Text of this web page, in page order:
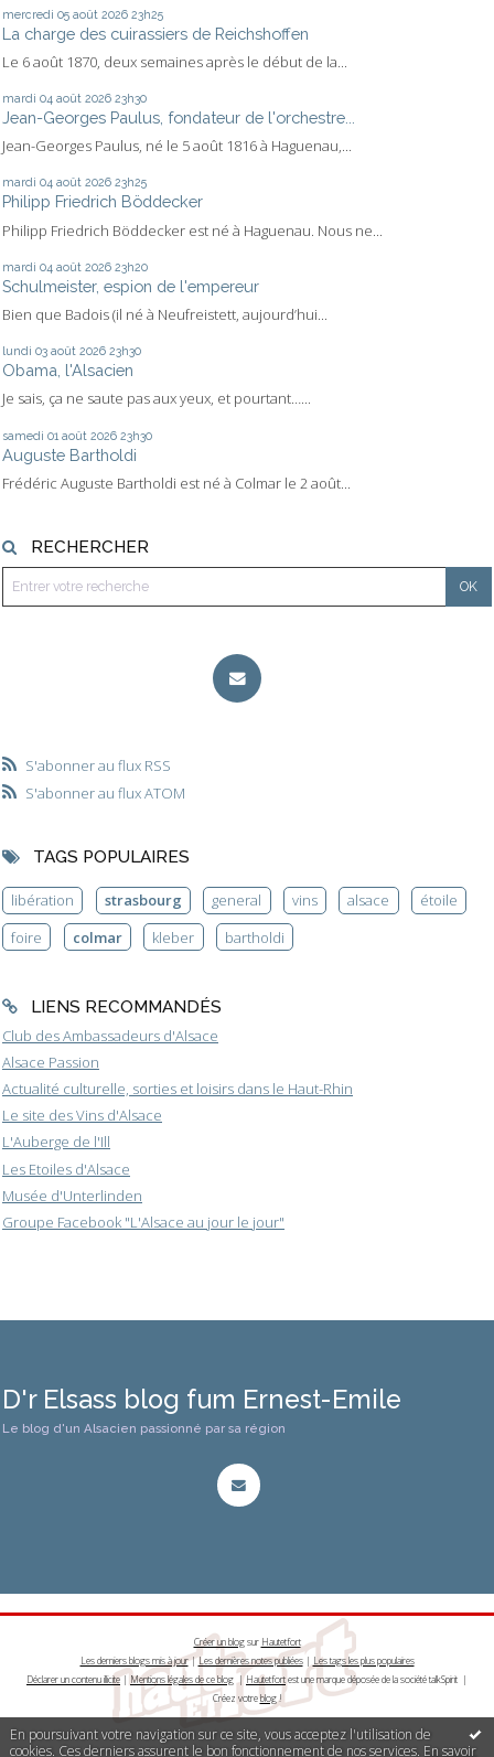
En poursuivant votre navigation sur ce site, vous acceptez l'utilisation de
cookies. Ces derniers assurent le bon fonctionnement de nos services. En savoir
mercredi 05 août 2026 23h25
La charge des cuirassiers de Reichshoffen
Le 6 août 1870, deux semaines après le début de la...
mardi 04 août 2026 23h30
Jean-Georges Paulus, fondateur de l'orchestre...
Jean-Georges Paulus, né le 5 août 1816 à Haguenau,...
mardi 04 août 2026 23h25
Philipp Friedrich Böddecker
Philipp Friedrich Böddecker est né à Haguenau. Nous ne...
mardi 04 août 2026 23h20
Schulmeister, espion de l'empereur
Bien que Badois (il né à Neufreistett, aujourd’hui...
lundi 03 août 2026 23h30
Obama, l'Alsacien
Je sais, ça ne saute pas aux yeux, et pourtant…...
samedi 01 août 2026 23h30
Auguste Bartholdi
Frédéric Auguste Bartholdi est né à Colmar le 2 août...
RECHERCHER
S'abonner au flux RSS
S'abonner au flux ATOM
TAGS POPULAIRES
libération strasbourg general vins alsace
étoile
foire
colmar kleber bartholdi
LIENS RECOMMANDÉS
Club des Ambassadeurs d'Alsace
Alsace Passion
Actualité culturelle, sorties et loisirs dans le Haut-Rhin
Le site des Vins d'Alsace
L'Auberge de l'Ill
Les Etoiles d'Alsace
Musée d'Unterlinden
Groupe Facebook "L'Alsace au jour le jour"
D'r Elsass blog fum Ernest-Emile
Le blog d'un Alsacien passionné par sa région
Créer un blogsur Hautetfort
Les derniers blogs mis à jour|Les dernières notes publiées| Les tags les plus populaires
Déclarer un contenu illicite| Mentions légales de ce blog |Hautetfortest une marque déposée de la société talkSpirit |
Créez votreblog!